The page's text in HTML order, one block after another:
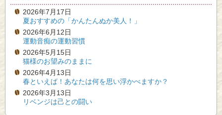
2026年7月17日
夏おすすめの「かんたんぬか美人！」
2026年6月12日
運動音痴の運動習慣
2026年5月15日
猫様のお望みのままに
2026年4月13日
春といえば！あなたは何を思い浮かべますか？
2026年3月13日
リベンジは己との闘い